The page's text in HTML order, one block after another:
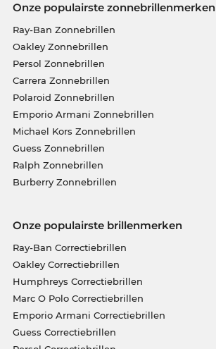
Onze populairste zonnebrillenmerken
Ray-Ban Zonnebrillen
Oakley Zonnebrillen
Persol Zonnebrillen
Carrera Zonnebrillen
Polaroid Zonnebrillen
Emporio Armani Zonnebrillen
Michael Kors Zonnebrillen
Guess Zonnebrillen
Ralph Zonnebrillen
Burberry Zonnebrillen
Onze populairste brillenmerken
Ray-Ban Correctiebrillen
Oakley Correctiebrillen
Humphreys Correctiebrillen
Marc O Polo Correctiebrillen
Emporio Armani Correctiebrillen
Guess Correctiebrillen